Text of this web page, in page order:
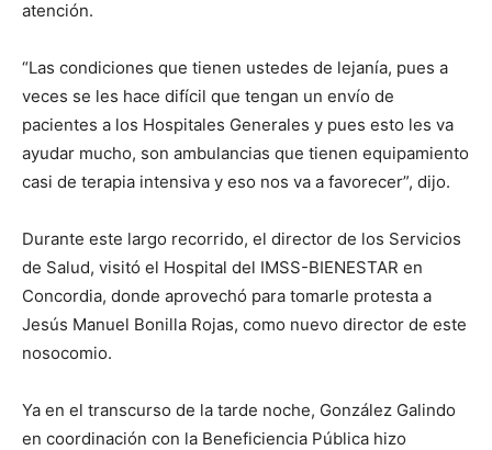
atención.
“Las condiciones que tienen ustedes de lejanía, pues a
veces se les hace difícil que tengan un envío de
pacientes a los Hospitales Generales y pues esto les va
ayudar mucho, son ambulancias que tienen equipamiento
casi de terapia intensiva y eso nos va a favorecer”, dijo.
Durante este largo recorrido, el director de los Servicios
de Salud, visitó el Hospital del IMSS-BIENESTAR en
Concordia, donde aprovechó para tomarle protesta a
Jesús Manuel Bonilla Rojas, como nuevo director de este
nosocomio.
Ya en el transcurso de la tarde noche, González Galindo
en coordinación con la Beneficiencia Pública hizo